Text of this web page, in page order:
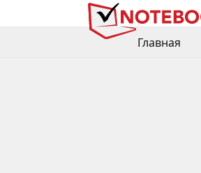
Главная